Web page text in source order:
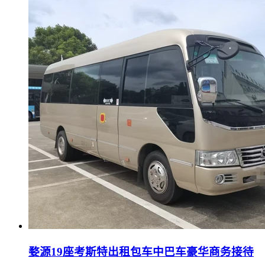
婺源19座考斯特出租包车中巴车豪华商务接待